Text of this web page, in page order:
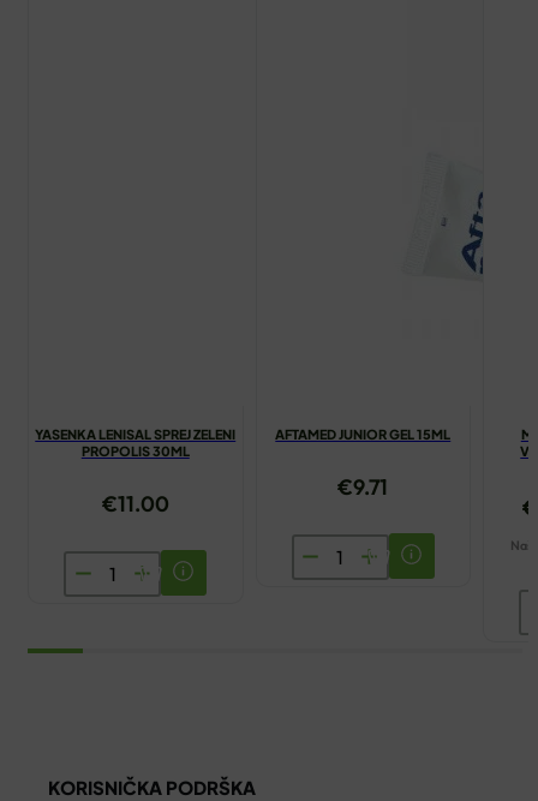
YASENKA LENISAL SPREJ ZELENI
PROPOLIS 30ML
€11.00
YASENKA
LENISAL
AFTAMED JUNIOR GEL 15ML
€9.71
AFTAMED
JUNIOR
€
KORISNIČKA PODRŠKA